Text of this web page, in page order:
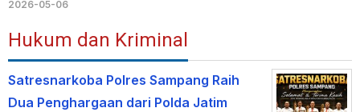
2026-05-06
Hukum dan Kriminal
Satresnarkoba Polres Sampang Raih
Dua Penghargaan dari Polda Jatim